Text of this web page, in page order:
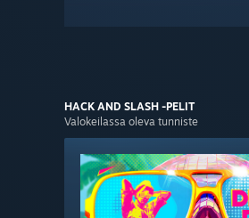
HACK AND SLASH -PELIT
Valokeilassa oleva tunniste